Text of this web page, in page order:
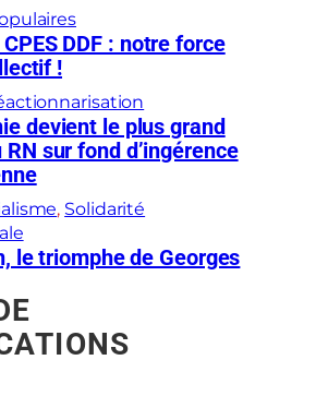
DDF : notre force
!
devient le plus grand
sur fond d’ingérence
, Solidarité
le triomphe de Georges